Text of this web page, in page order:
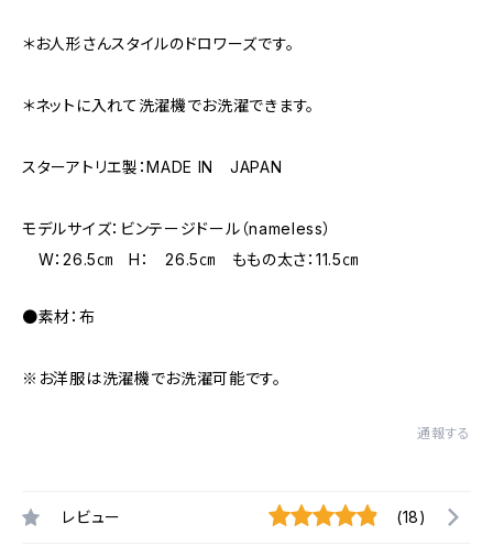
＊お人形さんスタイルのドロワーズです。
＊ネットに入れて洗濯機でお洗濯できます。
スターアトリエ製：MADE IN JAPAN
モデルサイズ：ビンテージドール（nameless）
W：26.5㎝ H： 26.5㎝ ももの太さ：11.5㎝
●素材：布
※お洋服は洗濯機でお洗濯可能です。
通報する
レビュー (18)